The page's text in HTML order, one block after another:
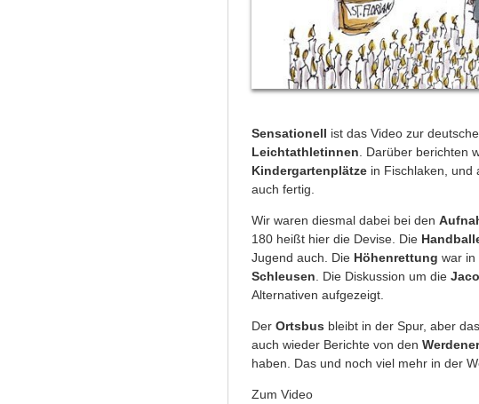
Sensationell ist das Video zur
Leichtathletinnen . Darüber berichten
Kindergartenplätzein Fischlaken, und
auch fertig.
Wir waren diesmal dabei bei den
180 heißt hier die Devise. Die
Jugend auch. Die Höhenrettung war in
Schleusen . Die Diskussion um die
Alternativen aufgezeigt.
Der Ortsbus bleibt in der Spur, aber
auch wieder Berichte von den
haben. Das und noch viel mehr in der
Zum Video